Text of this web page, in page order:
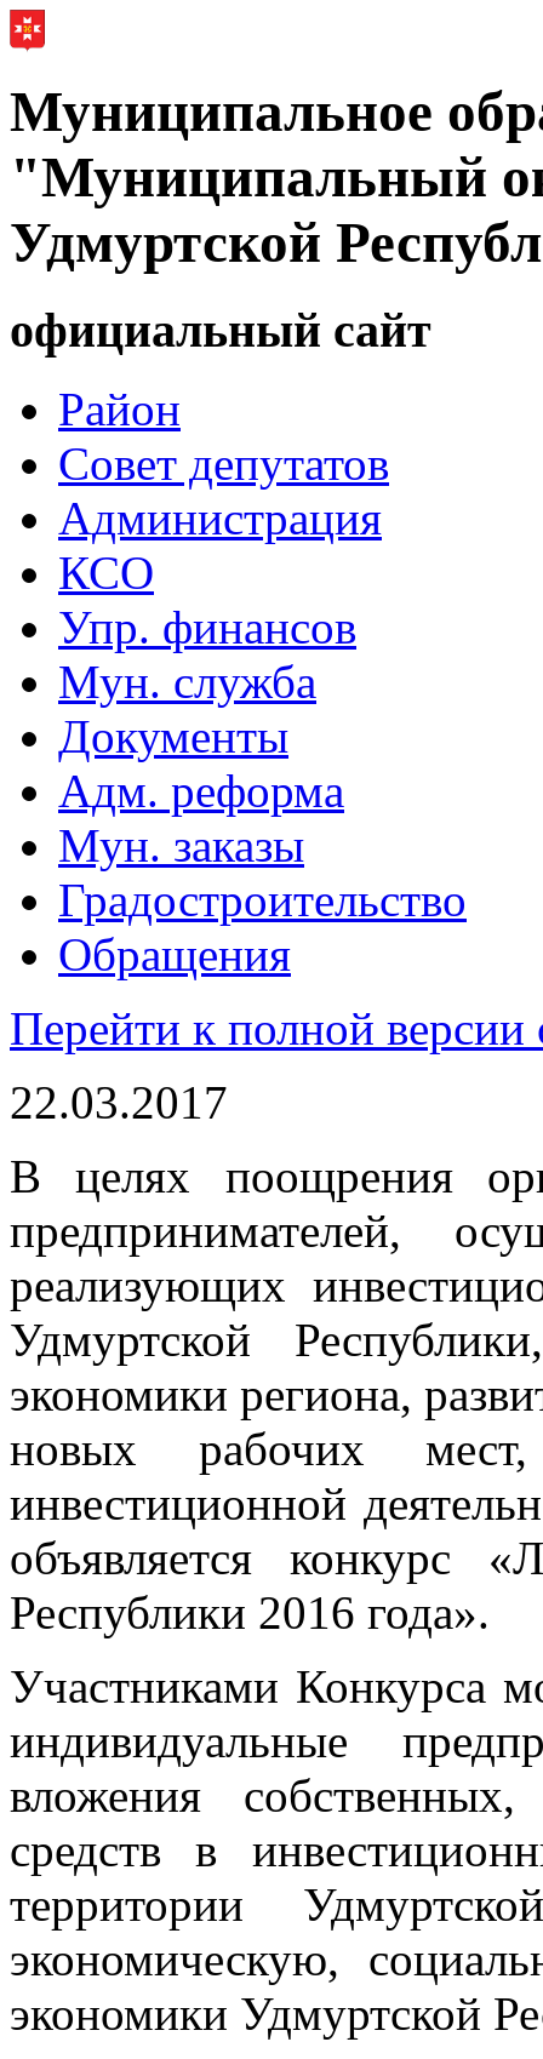
Муниципальное
"Муниципальный
Удмуртской
официальный сайт
Район
Совет депутатов
Администрация
КСО
Упр. финансов
Мун. служба
Документы
Адм. реформа
Мун. заказы
Градостроительство
Обращения
Перейти к полной версии
22.03.2017
В целях поощрения
предпринимателей,
реализующих
Удмуртской
экономики региона,
новых рабочих
инвестиционной
объявляется конкурс
Республики 2016 года».
Участниками Конкурса
индивидуальные
вложения
средств в
территории
экономическую,
экономики Удмуртской